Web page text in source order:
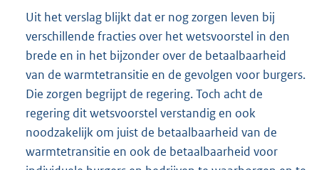
Uit het verslag blijkt dat er nog zorgen leven bij
verschillende fracties over het wetsvoorstel in den
brede en in het bijzonder over de betaalbaarheid
van de warmtetransitie en de gevolgen voor burgers.
Die zorgen begrijpt de regering. Toch acht de
regering dit wetsvoorstel verstandig en ook
noodzakelijk om juist de betaalbaarheid van de
warmtetransitie en ook de betaalbaarheid voor